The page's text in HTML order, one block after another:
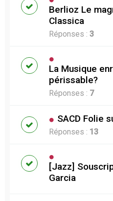
Berlioz Le
Classica
Réponses : 3
La Musique
périssable?
Réponses : 7
SACD Folie
Réponses : 13
[Jazz]
Garcia